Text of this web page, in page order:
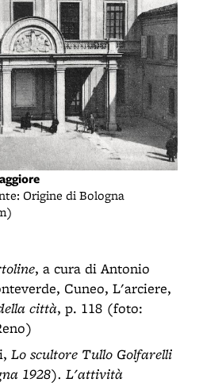
Origine di Bologna
, a cura di Antonio
Cuneo, L'arciere,
città, p. 118 (foto:
Lo scultore Tullo Golfarelli
1928). L'attività